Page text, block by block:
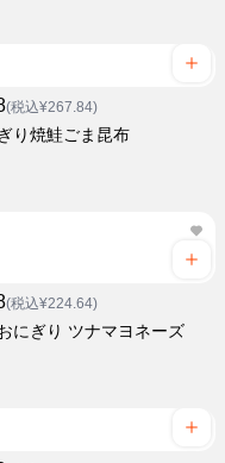
(税込¥267.84)
り焼鮭ごま昆布
(税込¥224.64)
にぎり ツナマヨネーズ